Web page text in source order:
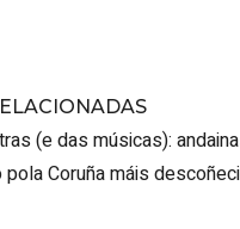
(e das músicas):
Coruña máis